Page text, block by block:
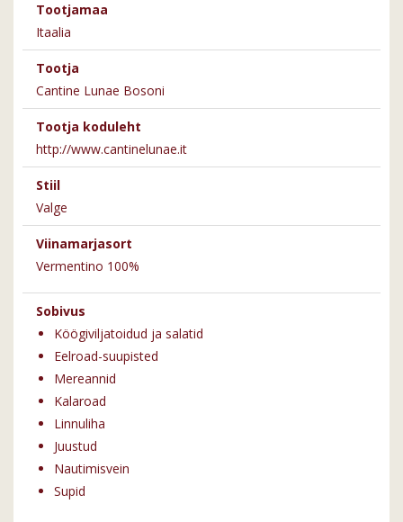
Tootjamaa
Itaalia
Tootja
Cantine Lunae Bosoni
Tootja koduleht
http://www.cantinelunae.it
Stiil
Valge
Viinamarjasort
Vermentino 100%
Sobivus
Köögiviljatoidud ja salatid
Eelroad-suupisted
Mereannid
Kalaroad
Linnuliha
Juustud
Nautimisvein
Supid